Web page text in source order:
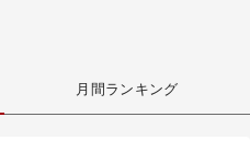
月間ランキング